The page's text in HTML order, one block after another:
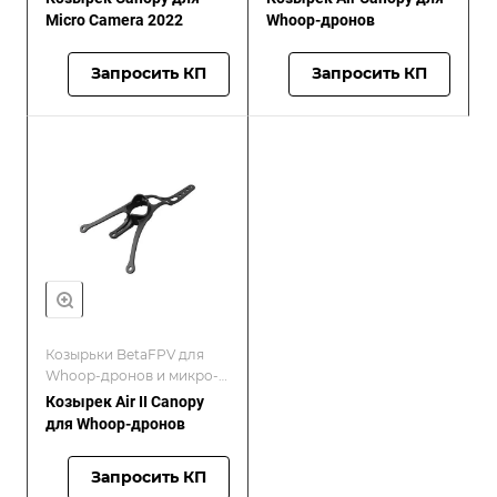
Micro Camera 2022
Запросить КП
Whoop-дронов
Запросить КП
Козырьки BetaFPV для
Whoop-дронов и микро-
FPV-сборок
Козырек Air II Canopy
для Whoop-дронов
Запросить КП